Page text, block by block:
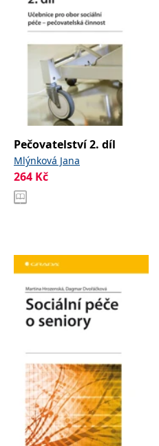
Pečovatelství 2. díl
Mlýnková Jana
264 Kč